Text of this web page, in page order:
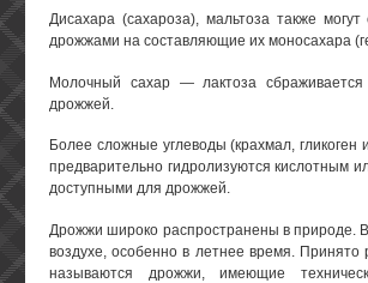
Дисахара (сахароза), мальтоза также
дрожжами на составляющие их моносахара
Молочный сахар — лактоза
дрожжей.
Более сложные углеводы (крахмал,
предварительно гидролизуются кислотным
доступными для дрожжей.
Дрожжи широко распространены в природе.
воздухе, особенно в летнее время. Принято
называются дрожжи, имеющие